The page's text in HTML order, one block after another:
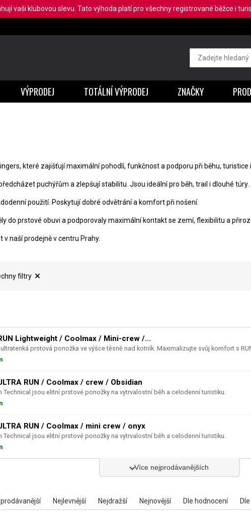
VÝPRODEJ TOTÁLNÍ VÝPRODEJ ZNAČKY
které zajišťují maximální pohodlí, funkčnost a podporu při běhu, turistice
puchýřům a zlepšují stabilitu. Jsou ideální pro běh, trail i dlouhé túry.
použití. Poskytují dobré odvětrání a komfort při nošení.
do prstové obuvi a podporovaly maximální kontakt se zemí, flexibilitu a
naší prodejně v centru Prahy.
filtry
Lightweight / Coolmax / Mini-crew /...
prstová ponožka ve výšce těsně nad kotník. Maximalizujte svůj komfort s
RUN / Coolmax / crew / Obsidian
Technical jsou elitní prstové ponožky na vytrvalostní běh a celodenní turistiku.
RUN / Coolmax / mini crew / onyx
Technical jsou elitní prstové ponožky na vytrvalostní běh a celodenní turistiku.
Více nejprodávanějších
vaši klubovou slevu. Tato výhoda platí pro všechny registrované běžce i